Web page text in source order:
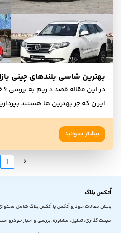
بهترین شاسی بلندهای چینی
ایران که جز بهترین ها هستند
بیشتر بخوانید
1
اُتکس بلاگ
بخش مقالات خودرو اُتکس یا اُتکس بلاگ شامل
قیمت گذاری، تحلیل، مشاوره، بررسی و اخبار